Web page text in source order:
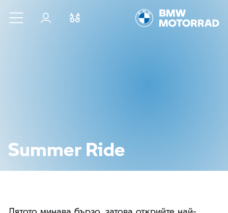
Към основното съдържание
Вход
Summer Ride